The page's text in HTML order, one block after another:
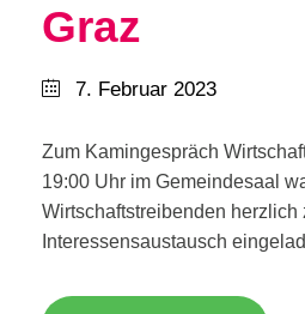
Graz
7. Februar 2023
Zum Kamingespräch
19:00 Uhr im Gemeindesaal
Wirtschaftstreibenden herzlich
Interessensaustausch